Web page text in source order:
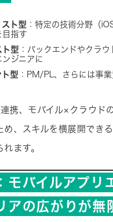
スト型 ：特定の技術分野（
目指す
ト型 ：バックエンドやクラ
ジニアに
ト型 ：PM/PL、さらには事
携、モバイル×クラウド
め、スキルを横展開でき
ます。
モバイルアプリ
アの広がりが無